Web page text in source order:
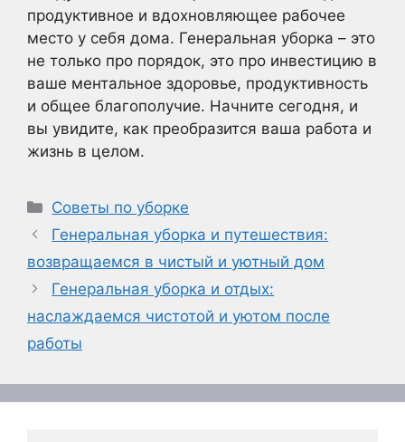
продуктивное и вдохновляющее рабочее
место у себя дома. Генеральная уборка – это
не только про порядок, это про инвестицию в
ваше ментальное здоровье, продуктивность
и общее благополучие. Начните сегодня, и
вы увидите, как преобразится ваша работа и
жизнь в целом.
Рубрики
Советы по уборке
Генеральная уборка и путешествия:
возвращаемся в чистый и уютный дом
Генеральная уборка и отдых:
наслаждаемся чистотой и уютом после
работы